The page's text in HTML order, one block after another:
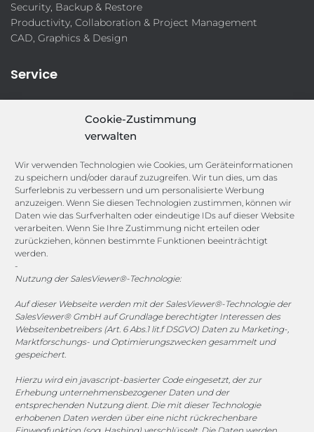
Cookie-Zustimmung
verwalten
Wir verwenden Technologien wie Cookies, um Geräteinformationen
zu speichern und/oder darauf zuzugreifen. Wir tun dies, um das
Surferlebnis zu verbessern und um personalisierte Werbung
anzuzeigen. Wenn Sie diesen Technologien zustimmen, können wir
Daten wie das Surfverhalten oder eindeutige IDs auf dieser Website
verarbeiten. Wenn Sie Ihre Zustimmung nicht erteilen oder
zurückziehen, können bestimmte Funktionen beeinträchtigt
werden.
-
Nutzung der SalesViewer®-Technologie:
Auf dieser Webseite werden mit der SalesViewer®-Technologie der
SalesViewer® GmbH auf Grundlage berechtigter Interessen des
Webseitenbetreibers (Art. 6 Abs.1 lit.f DSGVO) Daten zu Marketing-,
Marktforschungs- und Optimierungszwecken gesammelt und
gespeichert.
Hierzu wird ein javascript-basierter Code eingesetzt, der zur
Erhebung unternehmensbezogener Daten und der
entsprechenden Nutzung dient. Die mit dieser Technologie
erhobenen Daten werden über eine nicht rückrechenbare
Security, Backup & Restore
Productivity, Collaboration & Project Management
CAD, Graphics & Design
Service
Target Group Fitting
Licence Manager
Lexicon
Channels
vertrieb@megasoft.de
+49 2173 265 06 0
Mo. - Do. 08:00 - 17:00 Uhr
Fr. 08:00 - 15:00 Uhr
Sponsoring
1. FC Monheim